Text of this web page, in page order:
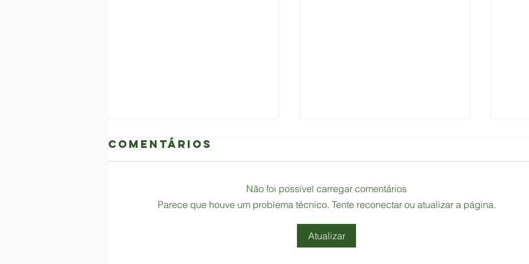
UPRESSADAMENTE
Comentários
Não foi possível carregar comentários
Parece que houve um problema técnico. Tente reconectar ou atualizar a página.
Atualizar